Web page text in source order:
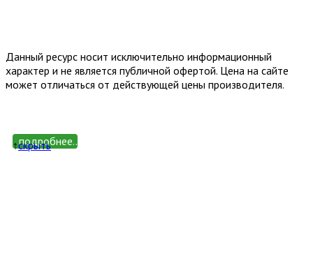
подробнее...
↑cкрыть
Данный ресурс носит исключительно информационный
характер и не является публичной офертой. Цена на сайте
может отличаться от действующей цены производителя.